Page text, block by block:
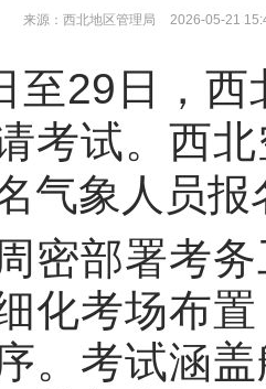
来源：西北地区管理局 2026-05-21
至29 日，
考试。西
气象人员报
密部署考
化考场布
。考试涵